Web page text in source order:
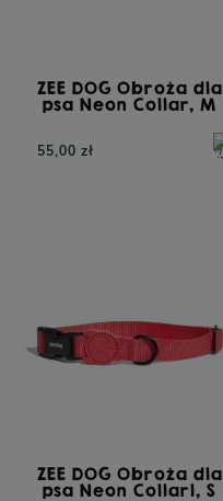
ZEE DOG Obroża dla
psa Neon Collar, M
55,00 zł
ZEE DOG Obroża dla
psa Neon Collarl, S